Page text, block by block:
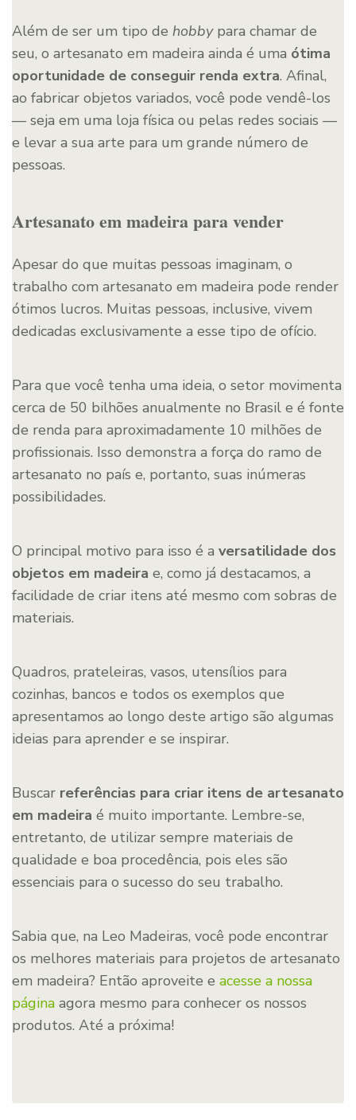
Além de ser um tipo de hobbypara chamar de
seu, o artesanato em madeira ainda é uma ótima
oportunidade de conseguir renda extra. Afinal,
ao fabricar objetos variados, você pode vendê-los
— seja em uma loja física ou pelas redes sociais —
e levar a sua arte para um grande número de
pessoas.
Artesanato em madeira para vender
Apesar do que muitas pessoas imaginam, o
trabalho com artesanato em madeira pode render
ótimos lucros. Muitas pessoas, inclusive, vivem
dedicadas exclusivamente a esse tipo de ofício.
Para que você tenha uma ideia, o setor movimenta
cerca de 50 bilhões anualmente no Brasil e é fonte
de renda para aproximadamente 10 milhões de
profissionais. Isso demonstra a força do ramo de
artesanato no país e, portanto, suas inúmeras
possibilidades.
O principal motivo para isso é a versatilidade dos
objetos em madeira e, como já destacamos, a
facilidade de criar itens até mesmo com sobras de
materiais.
Quadros, prateleiras, vasos, utensílios para
cozinhas, bancos e todos os exemplos que
apresentamos ao longo deste artigo são algumas
ideias para aprender e se inspirar.
Buscar referências para criar itens de artesanato
em madeira é muito importante. Lembre-se,
entretanto, de utilizar sempre materiais de
qualidade e boa procedência, pois eles são
essenciais para o sucesso do seu trabalho.
Sabia que, na Leo Madeiras, você pode encontrar
os melhores materiais para projetos de artesanato
em madeira? Então aproveite e acesse a nossa
página agora mesmo para conhecer os nossos
produtos. Até a próxima!